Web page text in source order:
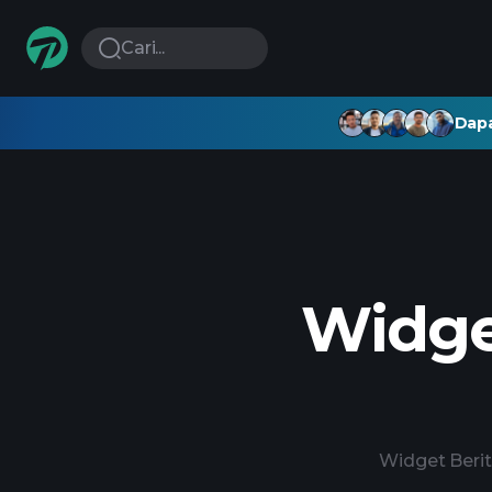
Cari...
Widget